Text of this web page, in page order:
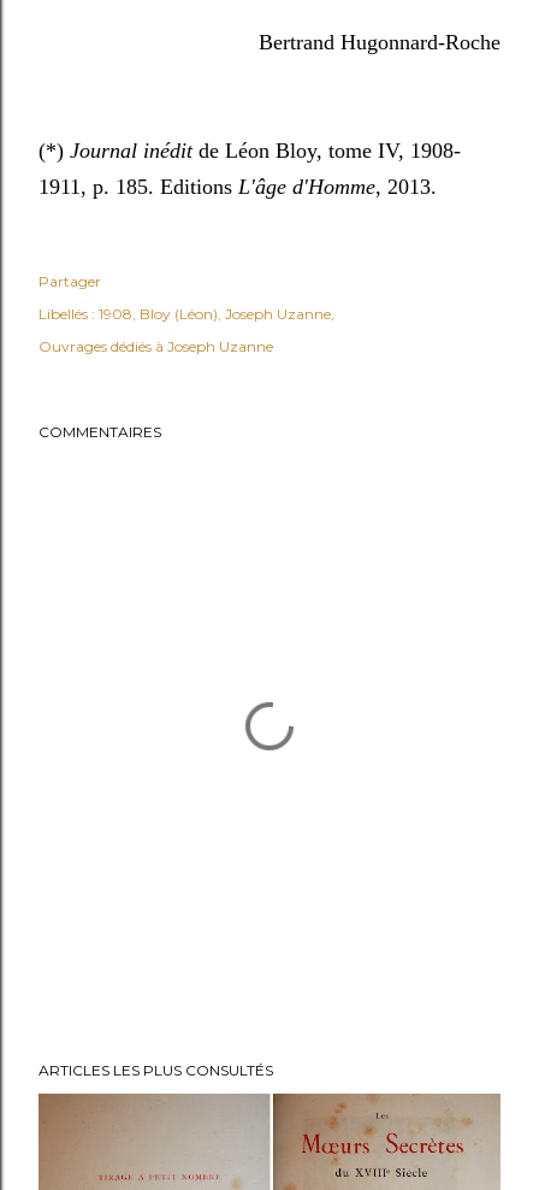
Bertrand Hugonnard-Roche
(*) Journal inéditde Léon Bloy, tome IV, 1908-
1911, p. 185. Editions L'âge d'Homme, 2013.
Partager
Libellés : 1908 Bloy (Léon) Joseph Uzanne
Ouvrages dédiés à Joseph Uzanne
COMMENTAIRES
ARTICLES LES PLUS CONSULTÉS